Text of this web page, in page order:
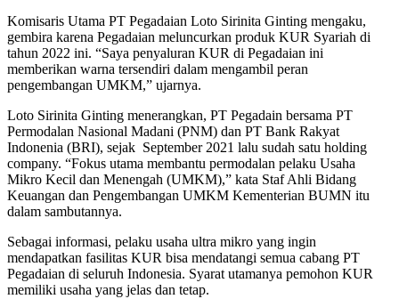
Komisaris Utama PT Pegadaian Loto Sirinita Ginting mengaku,
gembira karena Pegadaian meluncurkan produk KUR Syariah di
tahun 2022 ini. “Saya penyaluran KUR di Pegadaian ini
memberikan warna tersendiri dalam mengambil peran
pengembangan UMKM,” ujarnya.
Loto Sirinita Ginting menerangkan, PT Pegadain bersama PT
Permodalan Nasional Madani (PNM) dan PT Bank Rakyat
Indonenia (BRI), sejak September 2021 lalu sudah satu holding
company. “Fokus utama membantu permodalan pelaku Usaha
Mikro Kecil dan Menengah (UMKM),” kata Staf Ahli Bidang
Keuangan dan Pengembangan UMKM Kementerian BUMN itu
dalam sambutannya.
Sebagai informasi, pelaku usaha ultra mikro yang ingin
mendapatkan fasilitas KUR bisa mendatangi semua cabang PT
Pegadaian di seluruh Indonesia. Syarat utamanya pemohon KUR
memiliki usaha yang jelas dan tetap.